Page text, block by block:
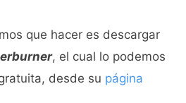
que hacer es descargar
, el cual lo podemos
desde su página